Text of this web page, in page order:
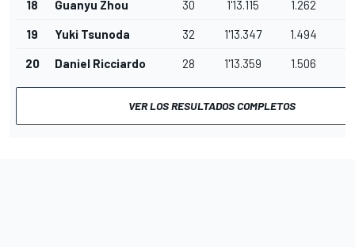
18 Guanyu Zhou 30 1'13.115 1.262
19 Yuki Tsunoda 32 1'13.347 1.494
20 Daniel Ricciardo 28 1'13.359 1.506
VER LOS RESULTADOS COMPLETOS